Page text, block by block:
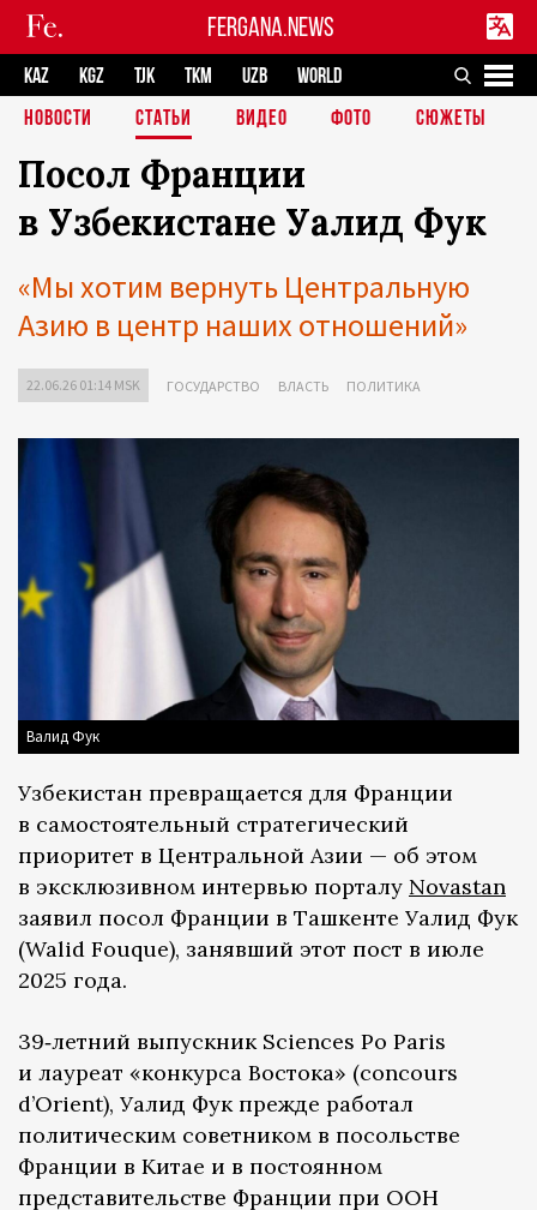
FERGANA.NEWS
KAZ KGZ TJK TKM UZB
WORLD
НОВОСТИ
СТАТЬИ ВИДЕО ФОТО СЮЖЕТЫ
Посол Франции
в Узбекистане Уалид Фук
«Мы хотим вернуть Центральную
Азию в центр наших отношений»
22.06.26 01:14 MSK ГОСУДАРСТВО ВЛАСТЬ ПОЛИТИКА
Валид Фук
Узбекистан превращается для Франции
в самостоятельный стратегический
приоритет в Центральной Азии — об этом
в эксклюзивном интервью порталу Novastan
заявил посол Франции в Ташкенте Уалид Фук
(Walid Fouque), занявший этот пост в июле
2025 года.
39‑летний выпускник Sciences Po Paris
и лауреат «конкурса Востока» (concours
d’Orient), Уалид Фук прежде работал
политическим советником в посольстве
Франции в Китае и в постоянном
представительстве Франции при ООН